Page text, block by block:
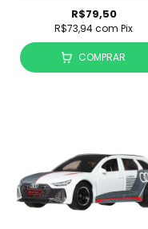
R$79,50
R$73,94com Pix
COMPRAR